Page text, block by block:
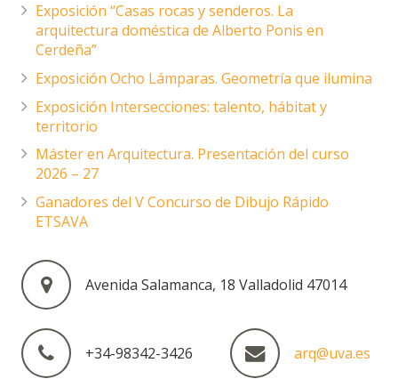
Exposición “Casas rocas y senderos. La
arquitectura doméstica de Alberto Ponis en
Cerdeña”
Exposición Ocho Lámparas. Geometría que ilumina
Exposición Intersecciones: talento, hábitat y
territorio
Máster en Arquitectura. Presentación del curso
2026 – 27
Ganadores del V Concurso de Dibujo Rápido
ETSAVA
Avenida Salamanca, 18 Valladolid 47014
+34-98342-3426 arq@uva.es